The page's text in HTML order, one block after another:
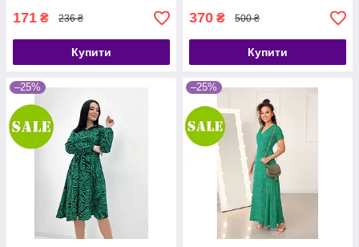
171 ₴ 236 ₴
Купити
370 ₴ 500 ₴
Купити
–25% –25%